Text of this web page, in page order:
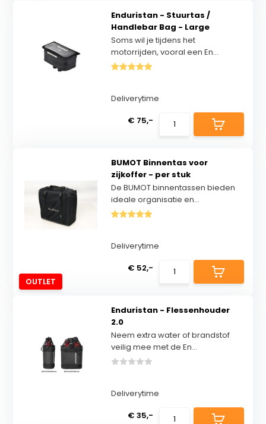
Enduristan - Stuurtas /
Handlebar Bag - Large
Soms wil je tijdens het
motorrijden, vooral een En...
Deliverytime
€ 75,-
OUTLET
BUMOT Binnentas voor
zijkoffer - per stuk
De BUMOT binnentassen bieden
ideale organisatie en...
Deliverytime
€ 52,-
Enduristan - Flessenhouder
2.0
Neem extra water of brandstof
veilig mee met de En...
Deliverytime
€ 35,-